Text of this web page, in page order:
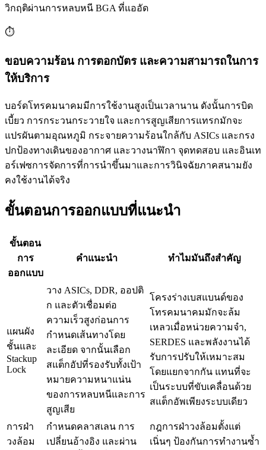
วิกฤติผ่านการหลบหนี BGA ที่แออัด
⏱️
ขอบความร้อน การตอกบัตร และความสามารถในการ
ให้บริการ
บอร์ดโทรคมนาคมมีการใช้งานสูงเป็นเวลานาน ดังนั้นการบิด
เบี้ยว การกระวนกระวายใจ และการสูญเสียการแทรกมักจะ
แปรผันตามอุณหภูมิ กระจายความร้อนใกล้กับ ASICs และกรง
ปกป้องทางเดินของอากาศ และวางนาฬิกา จุดทดสอบ และอินเท
อร์เฟซการจัดการที่การนำขึ้นมาและการวินิจฉัยภาคสนามยัง
คงใช้งานได้จริง
ขั้นตอนการออกแบบที่แนะนำ
ขั้นตอน
การ
ออกแบบ
คำแนะนำ ทำไมมันถึงสำคัญ
แผนผัง
ชั้นและ
Stackup
Lock
วาง ASICs, DDR, ออปติ
ก และตัวเชื่อมต่อ
ความเร็วสูงก่อนการ
กำหนดเส้นทางโดย
ละเอียด จากนั้นเลือก
สแต็กอัปที่รองรับทั้งเป้า
หมายความหนาแน่น
ของการหลบหนีและการ
สูญเสีย
โครงร่างเบสแบนด์ของ
โทรคมนาคมมักจะล้ม
เหลวเมื่อหน่วยความจำ,
SERDES และพลังงานได้
รับการปรับให้เหมาะสม
โดยแยกจากกัน แทนที่จะ
เป็นระบบที่ขับเคลื่อนด้วย
สแต็กอัพเพียงระบบเดียว
การฝ่า
วงล้อม
กำหนดคลาสเลน การ
เปลี่ยนอ้างอิง และผ่าน
กฎการฝ่าวงล้อมตั้งแต่
เนิ่นๆ ป้องกันการทำงานซ้ำ